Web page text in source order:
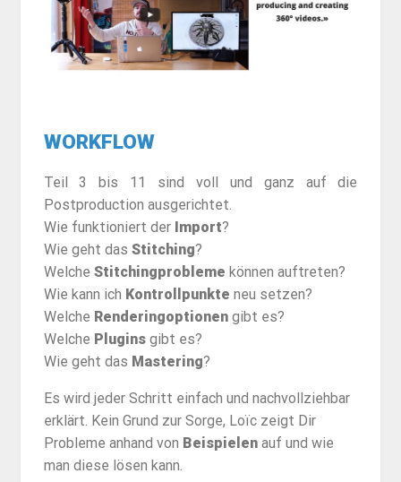
WORKFLOW
Teil 3 bis 11 sind voll und ganz auf die
Postproduction ausgerichtet.
Wie funktioniert der Import?
Wie geht das Stitching?
Welche Stitchingprobleme können auftreten?
Wie kann ich Kontrollpunkte neu setzen?
Welche Renderingoptionengibt es?
Welche Pluginsgibt es?
Wie geht das Mastering?
Es wird jeder Schritt einfach und nachvollziehbar
erklärt. Kein Grund zur Sorge, Loïc zeigt Dir
Probleme anhand von Beispielenauf und wie
man diese lösen kann.